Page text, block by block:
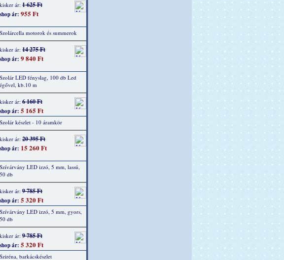
kisker ár: 1 625 Ft
shop ár: 955 Ft
Szolárcella motorok és summerok
kisker ár: 14 275 Ft
shop ár: 9 840 Ft
Szolár LED fényslag, 100 db Led
égővel, kb.10 m
kisker ár: 6 160 Ft
shop ár: 5 165 Ft
Szolár készlet - 10 áramkör
kisker ár: 20 395 Ft
shop ár: 15 260 Ft
Szívárvány LED izzó, 5 mm, lassú,
50 db
kisker ár: 9 785 Ft
shop ár: 5 320 Ft
Szívárvány LED izzó, 5 mm, gyors,
50 db
kisker ár: 9 785 Ft
shop ár: 5 320 Ft
Sziréna, barkácskészlet